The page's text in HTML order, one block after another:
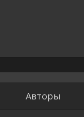
Авторы